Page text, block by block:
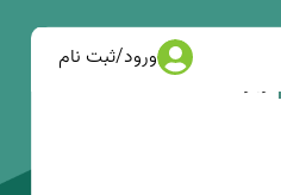
ورود/ثبت نام